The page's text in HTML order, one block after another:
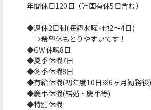
年間休日120日（計画有休5日含む）
◆週休2日制(毎週水曜+他2～4日)
⇒希望休もとりやすいです！
◆GW休暇8日
◆夏季休暇7日
◆冬季休暇8日
◆有給休暇(初年度10日※6ヶ月勤務後)
◆慶弔休暇(結婚・慶弔等)
◆特別休暇